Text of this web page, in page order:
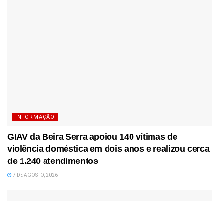
INFORMAÇÃO
GIAV da Beira Serra apoiou 140 vítimas de
violência doméstica em dois anos e realizou cerca
de 1.240 atendimentos
7 DE AGOSTO, 2026